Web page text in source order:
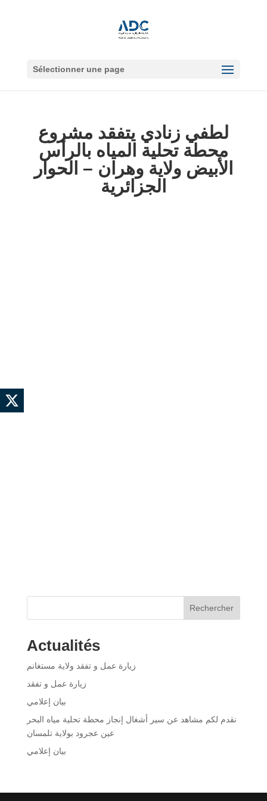
Sélectionner une page
لطفي زنادي يتفقد مشروع
محطة تحلية المياه بالرأس
الأبيض ولاية وهران – الحوار
الجزائرية
Rechercher
Actualités
زيارة عمل و تفقد ولاية مستغانم
زيارة عمل و تفقد
بيان إعلامي
نقدم لكم مشاهد عن سير أشغال إنجاز محطة تحلية مياه البحر
عين عجرود بولاية تلمسان
بيان إعلامي